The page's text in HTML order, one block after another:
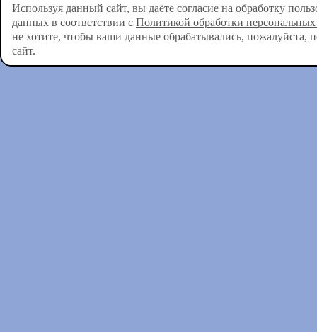
Используя данный сайт, вы даёте согласие на обработку
данных в соответствии с Политикой обработки
не хотите, чтобы ваши данные обрабатывались, пожалуйста,
сайт.